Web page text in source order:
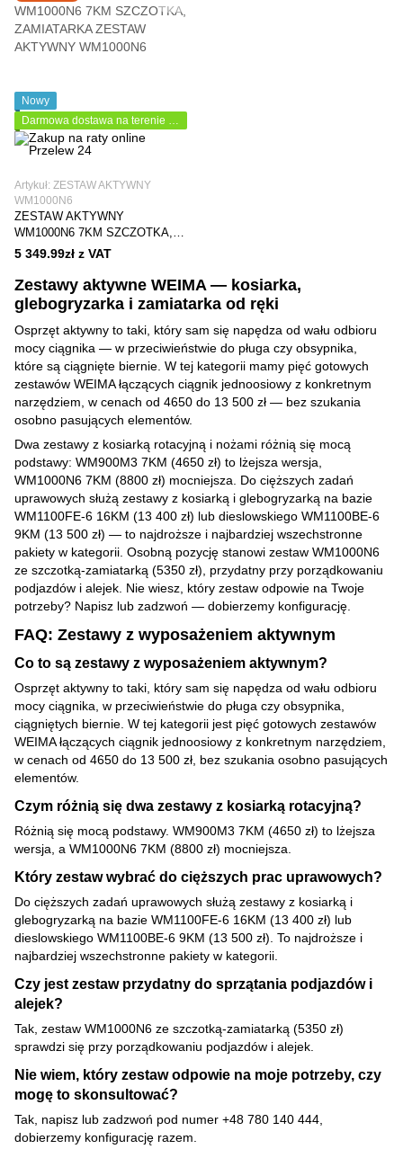
Nowy
Darmowa dostawa na terenie Polski
Artykuł: ZESTAW AKTYWNY
WM1000N6
ZESTAW AKTYWNY
WM1000N6 7KM SZCZOTKA,
ZAMIATARKA
5 349.99zł z VAT
Zestawy aktywne WEIMA — kosiarka,
glebogryzarka i zamiatarka od ręki
Osprzęt aktywny to taki, który sam się napędza od wału odbioru
mocy ciągnika — w przeciwieństwie do pługa czy obsypnika,
które są ciągnięte biernie. W tej kategorii mamy pięć gotowych
zestawów WEIMA łączących ciągnik jednoosiowy z konkretnym
narzędziem, w cenach od 4650 do 13 500 zł — bez szukania
osobno pasujących elementów.
Dwa zestawy z kosiarką rotacyjną i nożami różnią się mocą
podstawy: WM900M3 7KM (4650 zł) to lżejsza wersja,
WM1000N6 7KM (8800 zł) mocniejsza. Do cięższych zadań
uprawowych służą zestawy z kosiarką i glebogryzarką na bazie
WM1100FE-6 16KM (13 400 zł) lub dieslowskiego WM1100BE-6
9KM (13 500 zł) — to najdroższe i najbardziej wszechstronne
pakiety w kategorii. Osobną pozycję stanowi zestaw WM1000N6
ze szczotką-zamiatarką (5350 zł), przydatny przy porządkowaniu
podjazdów i alejek. Nie wiesz, który zestaw odpowie na Twoje
potrzeby? Napisz lub zadzwoń — dobierzemy konfigurację.
FAQ: Zestawy z wyposażeniem aktywnym
Co to są zestawy z wyposażeniem aktywnym?
Osprzęt aktywny to taki, który sam się napędza od wału odbioru
mocy ciągnika, w przeciwieństwie do pługa czy obsypnika,
ciągniętych biernie. W tej kategorii jest pięć gotowych zestawów
WEIMA łączących ciągnik jednoosiowy z konkretnym narzędziem,
w cenach od 4650 do 13 500 zł, bez szukania osobno pasujących
elementów.
Czym różnią się dwa zestawy z kosiarką rotacyjną?
Różnią się mocą podstawy. WM900M3 7KM (4650 zł) to lżejsza
wersja, a WM1000N6 7KM (8800 zł) mocniejsza.
Który zestaw wybrać do cięższych prac uprawowych?
Do cięższych zadań uprawowych służą zestawy z kosiarką i
glebogryzarką na bazie WM1100FE-6 16KM (13 400 zł) lub
dieslowskiego WM1100BE-6 9KM (13 500 zł). To najdroższe i
najbardziej wszechstronne pakiety w kategorii.
Czy jest zestaw przydatny do sprzątania podjazdów i
alejek?
Tak, zestaw WM1000N6 ze szczotką-zamiatarką (5350 zł)
sprawdzi się przy porządkowaniu podjazdów i alejek.
Nie wiem, który zestaw odpowie na moje potrzeby, czy
mogę to skonsultować?
Tak, napisz lub zadzwoń pod numer +48 780 140 444,
dobierzemy konfigurację razem.